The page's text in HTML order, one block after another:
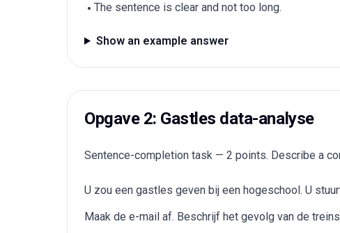
The sentence is clear and not too long.
Show an example answer
Opgave 2: Gastles data-analyse
Sentence-completion task — 2 points. Describe a
U zou een gastles geven bij een hogeschool. U
Maak de e-mail af. Beschrijf het gevolg van de